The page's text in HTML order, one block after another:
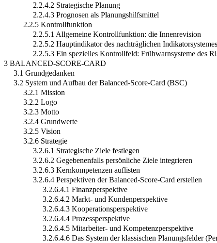
2.2.4.2 Strategische Planung
2.2.4.3 Prognosen als Planungshilfsmittel
2.2.5 Kontrollfunktion
2.2.5.1 Allgemeine Kontrollfunktion: die Innenrevision
2.2.5.2 Hauptindikator des nachträglichen Indikatorsystemes
2.2.5.3 Ein spezielles Kontrollfeld: Frühwarnsysteme des
3 BALANCED-SCORE-CARD
3.1 Grundgedanken
3.2 System und Aufbau der Balanced-Score-Card (BSC)
3.2.1 Mission
3.2.2 Logo
3.2.3 Motto
3.2.4 Grundwerte
3.2.5 Vision
3.2.6 Strategie
3.2.6.1 Strategische Ziele festlegen
3.2.6.2 Gegebenenfalls persönliche Ziele integrieren
3.2.6.3 Kernkompetenzen auflisten
3.2.6.4 Perspektiven der Balanced-Score-Card erstellen
3.2.6.4.1 Finanzperspektive
3.2.6.4.2 Markt- und Kundenperspektive
3.2.6.4.3 Kooperationsperspektive
3.2.6.4.4 Prozessperspektive
3.2.6.4.5 Mitarbeiter- und Kompetenzperspektive
3.2.6.4.6 Das System der klassischen Planungsfelder